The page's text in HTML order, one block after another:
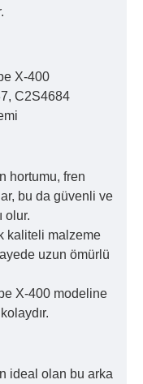
X-400
C2S4684
hortumu, fren
bu da güvenli ve
olur.
kaliteli malzeme
uzun ömürlü
X-400 modeline
ideal olan bu arka